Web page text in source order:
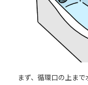
まず、循環口の上ま